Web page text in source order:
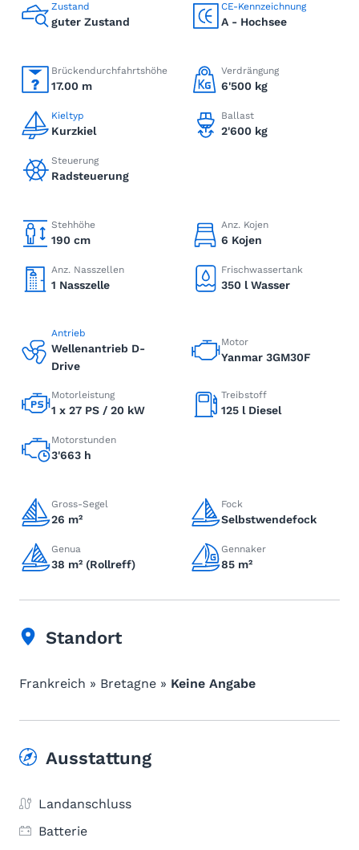
Zustand
guter Zustand
CE-Kennzeichnung
A - Hochsee
Brückendurchfahrtshöhe
17.00 m
Verdrängung
6'500 kg
Kieltyp
Kurzkiel
Ballast
2'600 kg
Steuerung
Radsteuerung
Stehhöhe
190 cm
Anz. Kojen
6 Kojen
Anz. Nasszellen
1 Nasszelle
Frischwassertank
350 l Wasser
Antrieb
Wellenantrieb D-
Drive
Motor
Yanmar 3GM30F
Motorleistung
1 x 27 PS / 20 kW
Treibstoff
125 l Diesel
Motorstunden
3'663 h
Gross-Segel
26 m²
Fock
Selbstwendefock
Genua
38 m² (Rollreff)
Gennaker
85 m²
Standort
Frankreich » Bretagne » Keine Angabe
Ausstattung
Landanschluss
Batterie